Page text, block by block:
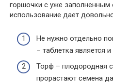
горшочки с уже заполненным
использование дает
Не нужно отдельно
– таблетка является и
Торф – плодородная
прорастают семена